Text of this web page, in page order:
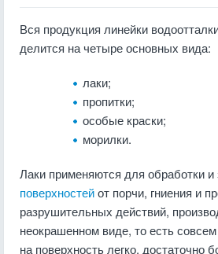
Вся продукция линейки
делится на четыре основных вида:
лаки;
пропитки;
особые краски;
морилки.
Лаки применяются для обработки
поверхностейот порчи, гниения и
разрушительных действий,
неокрашенном виде, то есть
на поверхность легко, достаточно